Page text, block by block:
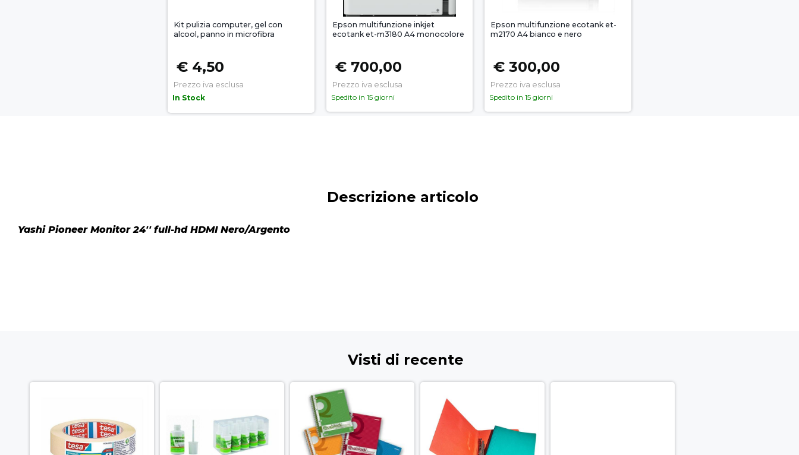
Kit pulizia computer, gel con
alcool, panno in microfibra
€ 4,50
Prezzo iva esclusa
In Stock
Epson multifunzione inkjet
ecotank et-m3180 A4 monocolore
€ 700,00
Prezzo iva esclusa
Spedito in 15 giorni
Epson multifunzione ecotank et-
m2170 A4 bianco e nero
€ 300,00
Prezzo iva esclusa
Spedito in 15 giorni
Descrizione articolo
Yashi Pioneer Monitor 24'' full-hd HDMI Nero/Argento
Visti di recente